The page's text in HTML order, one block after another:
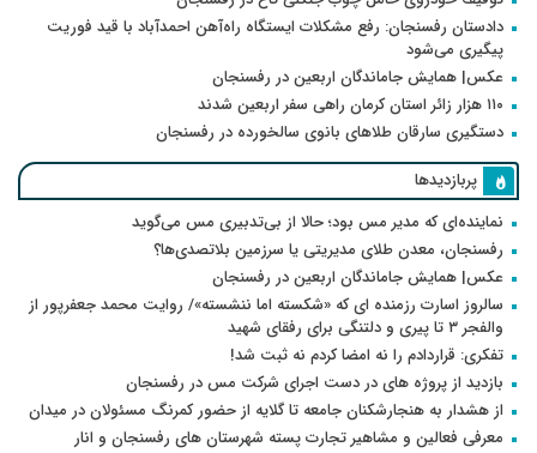
دادستان رفسنجان: رفع مشکلات ایستگاه راه‌آهن احمدآباد با قید فوریت
پیگیری می‌شود
عکس| همایش جاماندگان اربعین در رفسنجان
۱۱۰ هزار زائر استان کرمان راهی سفر اربعین شدند
دستگیری سارقان طلاهای بانوی سالخورده در رفسنجان
پربازدیدها
نماینده‌ای که مدیر مس بود؛ حالا از بی‌تدبیری مس می‌گوید
رفسنجان، معدن طلای مدیریتی یا سرزمین بلاتصدی‌ها؟
عکس| همایش جاماندگان اربعین در رفسنجان
سالروز اسارت رزمنده ای که «شکسته اما ننشسته»/ روایت محمد جعفرپور از
والفجر ۳ تا پیری و دلتنگی برای رفقای شهید
تفکری: قراردادم را نه امضا کردم نه ثبت شد!
بازدید از پروژه های در دست اجرای شرکت مس در رفسنجان
از هشدار به هنجارشکنان جامعه تا گلایه از حضور کمرنگ مسئولان در میدان
معرفی فعالین و مشاهیر تجارت پسته شهرستان های رفسنجان و انار